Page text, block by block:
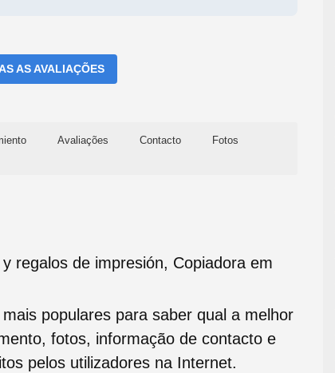
AS AVALIAÇÕES
Avaliações Contacto Fotos
regalos de impresión, Copiadora em
populares para saber qual a melhor
fotos, informação de contacto e
pelos utilizadores na Internet.